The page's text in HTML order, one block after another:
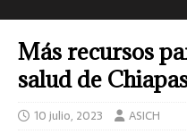
Más recursos
salud de
10 julio, 2023 ASICH